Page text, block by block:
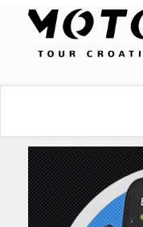
UmPaDrum
Moto servisi
Damir Žerić -
Dario Dinter - Moto